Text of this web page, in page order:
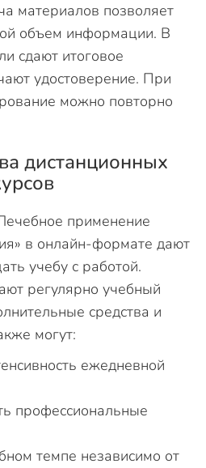
материалов позволяет
объем информации. В
сдают итоговое
удостоверение. При
можно повторно
дистанционных
применение
в онлайн-формате дают
учебу с работой.
регулярно учебный
средства и
могут:
ежедневной
профессиональные
темпе независимо от